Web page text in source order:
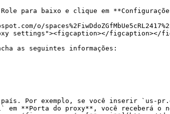
para baixo e clique em
settings"><figcaption></figcaption></
as seguintes informações:
Por exemplo, se você inserir `us-
**Porta do proxy**, você receberá o